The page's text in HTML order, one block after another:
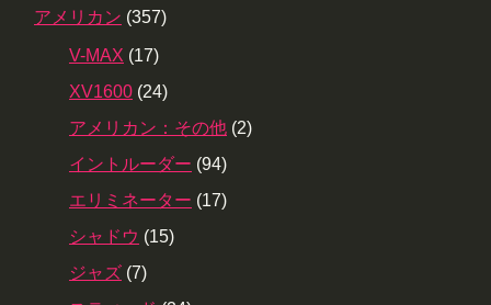
アメリカン (357)
V-MAX (17)
XV1600 (24)
アメリカン：その他 (2)
イントルーダー (94)
エリミネーター (17)
シャドウ (15)
ジャズ (7)